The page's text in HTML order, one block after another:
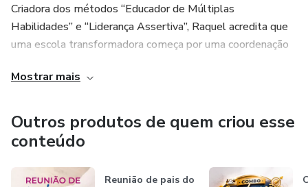
Criadora dos métodos “Educador de Múltiplas
Habilidades” e “Liderança Assertiva”, Raquel acredita que
uma escola transformadora começa por uma coordenação
meses, inspira centenas de milhares de coordenadores
mentorias que unem teoria aplicável, estratégias práticas e
motivação real para que cada profissional assuma de vez
seu papel como líder que impacta e transforma a
educação!
Mostrar mais
Outros produtos de quem criou esse
conteúdo
Reunião de pais do